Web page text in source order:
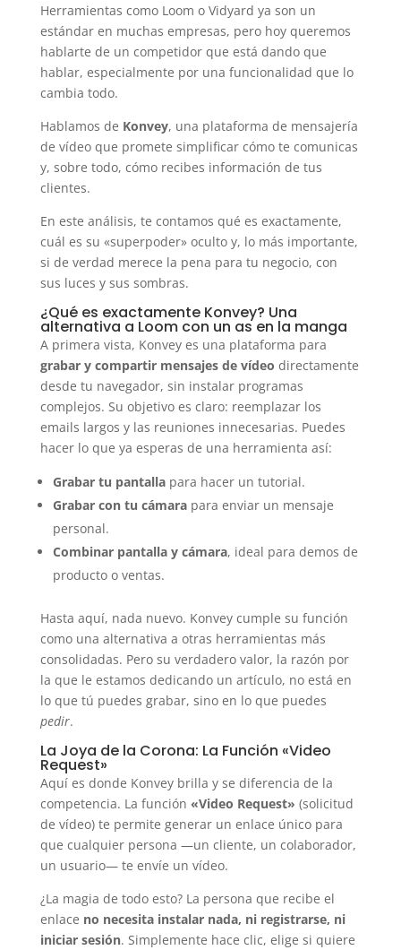
Herramientas como Loom o Vidyard ya son un
estándar en muchas empresas, pero hoy queremos
hablarte de un competidor que está dando que
hablar, especialmente por una funcionalidad que lo
cambia todo.
Hablamos de Konvey, una plataforma de mensajería
de vídeo que promete simplificar cómo te comunicas
y, sobre todo, cómo recibes información de tus
clientes.
En este análisis, te contamos qué es exactamente,
cuál es su «superpoder» oculto y, lo más importante,
si de verdad merece la pena para tu negocio, con
sus luces y sus sombras.
¿Qué es exactamente Konvey? Una
alternativa a Loom con un as en la manga
A primera vista, Konvey es una plataforma para
grabar y compartir mensajes de vídeo directamente
desde tu navegador, sin instalar programas
complejos. Su objetivo es claro: reemplazar los
emails largos y las reuniones innecesarias. Puedes
hacer lo que ya esperas de una herramienta así:
Grabar tu pantallapara hacer un tutorial.
Grabar con tu cámarapara enviar un mensaje
personal.
Combinar pantalla y cámara, ideal para demos de
producto o ventas.
Hasta aquí, nada nuevo. Konvey cumple su función
como una alternativa a otras herramientas más
consolidadas. Pero su verdadero valor, la razón por
la que le estamos dedicando un artículo, no está en
lo que tú puedes grabar, sino en lo que puedes
pedir.
La Joya de la Corona: La Función «Video
Request»
Aquí es donde Konvey brilla y se diferencia de la
competencia. La función «Video Request» (solicitud
de vídeo) te permite generar un enlace único para
que cualquier persona —un cliente, un colaborador,
un usuario— te envíe un vídeo.
¿La magia de todo esto? La persona que recibe el
enlace no necesita instalar nada, ni registrarse, ni
iniciar sesión. Simplemente hace clic, elige si quiere